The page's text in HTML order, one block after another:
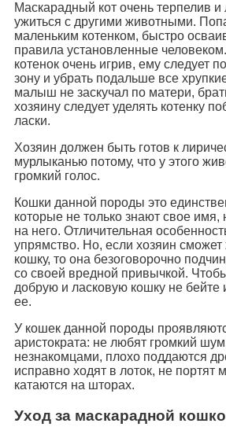
Маскарадный кот очень терпелив и
ужиться с другими животными.
маленьким котенком, быстро
правила установленные
котенок очень игрив, ему следует
зону и убрать подальше все
малыш не заскучал по матери,
хозяину следует уделять котенку
ласки.
Хозяин должен быть готов к
мурлыканью потому, что у этого
громкий голос.
Кошки данной породы это
которые не только знают свое имя,
на него. Отличительная
упрямство. Но, если хозяин
кошку, то она безоговорочно
со своей вредной привычкой.
добрую и ласковую кошку не бейте
ее.
У кошек данной породы
аристократа: не любят громкий
незнакомцами, плохо поддаются
исправно ходят в лоток, не портят
катаются на шторах.
Уход за маскарадной